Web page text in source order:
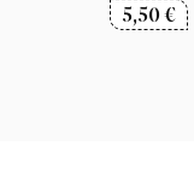
5,50€